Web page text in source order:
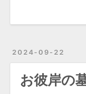
2024-09-22
お彼岸の